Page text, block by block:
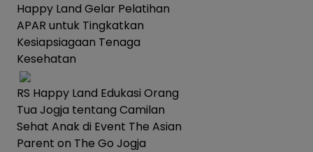
Happy Land Gelar Pelatihan
APAR untuk Tingkatkan
Kesiapsiagaan Tenaga
Kesehatan
RS Happy Land Edukasi Orang
Tua Jogja tentang Camilan
Sehat Anak di Event The Asian
Parent on The Go Jogja